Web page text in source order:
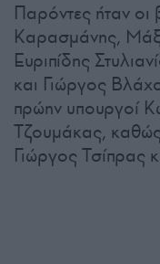
Παρόντες ήταν
Καρασμάνης,
Ευριπίδης
και Γιώργος
πρώην υπουργοί
Τζουμάκας, καθώς
Γιώργος Τσίπρας